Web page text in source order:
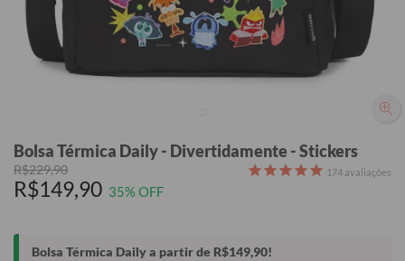
Bolsa Térmica Daily - Divertidamente - Stickers
R$229,90
R$149,90 35% OFF
174 avaliações
Bolsa Térmica Daily a partir de R$149,90!